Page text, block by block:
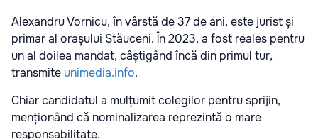
Alexandru Vornicu, în vârstă de 37 de ani, este jurist și
primar al orașului Stăuceni. În 2023, a fost reales pentru
un al doilea mandat, câștigând încă din primul tur,
transmite unimedia.info.
Chiar candidatul a mulțumit colegilor pentru sprijin,
menționând că nominalizarea reprezintă o mare
responsabilitate.